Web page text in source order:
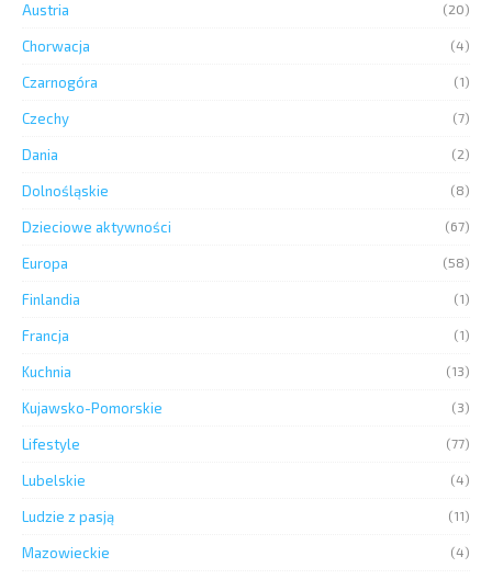
Austria (20)
Chorwacja (4)
Czarnogóra (1)
Czechy (7)
Dania (2)
Dolnośląskie (8)
Dzieciowe aktywności (67)
Europa (58)
Finlandia (1)
Francja (1)
Kuchnia (13)
Kujawsko-Pomorskie (3)
Lifestyle (77)
Lubelskie (4)
Ludzie z pasją (11)
Mazowieckie (4)